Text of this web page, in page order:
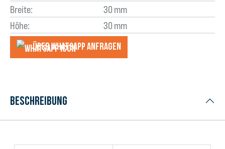
Breite:
30 mm
Höhe:
30 mm
Über WhatsApp anfragеn
Beschreibung